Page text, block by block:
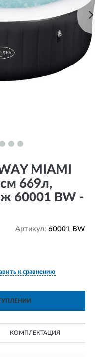
MIAMI
669л,
60001 BW -
Артикул: 60001 BW
к сравнению
КОМПЛЕКТАЦИЯ